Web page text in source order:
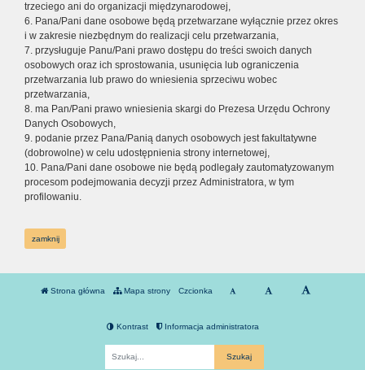
trzeciego ani do organizacji międzynarodowej,
6. Pana/Pani dane osobowe będą przetwarzane wyłącznie przez okres
i w zakresie niezbędnym do realizacji celu przetwarzania,
7. przysługuje Panu/Pani prawo dostępu do treści swoich danych
osobowych oraz ich sprostowania, usunięcia lub ograniczenia
przetwarzania lub prawo do wniesienia sprzeciwu wobec
przetwarzania,
8. ma Pan/Pani prawo wniesienia skargi do Prezesa Urzędu Ochrony
Danych Osobowych,
9. podanie przez Pana/Panią danych osobowych jest fakultatywne
(dobrowolne) w celu udostępnienia strony internetowej,
10. Pana/Pani dane osobowe nie będą podlegały zautomatyzowanym
procesom podejmowania decyzji przez Administratora, w tym
profilowaniu.
zamknij
Strona główna Mapa strony Czcionka
Kontrast Informacja administratora